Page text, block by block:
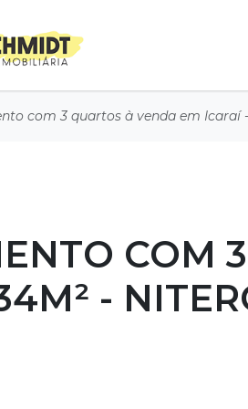
com 3 quartos à venda em Icaraí -
COM
-